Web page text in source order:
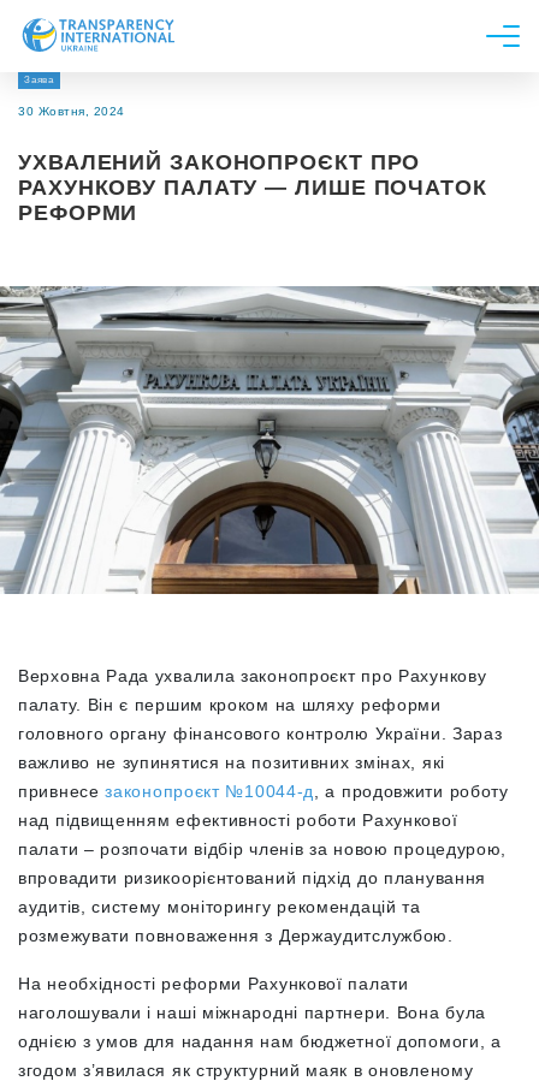
Про нас
Дослідження
Напрями роботи
Заява
30 Жовтня, 2024
УХВАЛЕНИЙ ЗАКОНОПРОЄКТ ПРО
РАХУНКОВУ ПАЛАТУ — ЛИШЕ ПОЧАТОК
РЕФОРМИ
Верховна Рада ухвалила законопроєкт про Рахункову
палату. Він є першим кроком на шляху реформи
головного органу фінансового контролю України. Зараз
важливо не зупинятися на позитивних змінах, які
привнесе законопроєкт №10044-д
, а продовжити роботу
над підвищенням ефективності роботи Рахункової
палати – розпочати відбір членів за новою процедурою,
впровадити ризикоорієнтований підхід до планування
аудитів, систему моніторингу рекомендацій та
розмежувати повноваження з Держаудитслужбою.
На необхідності реформи Рахункової палати
наголошували і наші міжнародні партнери. Вона була
однією з умов для надання нам бюджетної допомоги, а
згодом з’явилася як структурний маяк в оновленому